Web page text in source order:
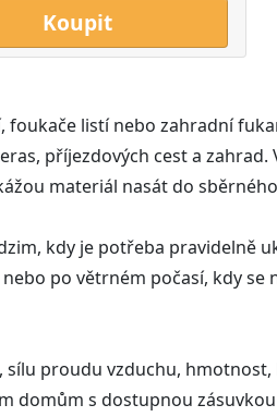
Koupit
foukače listí nebo zahradní
příjezdových cest a
materiál nasát do
kdy je potřeba pravidelně
po větrném počasí, kdy
proudu vzduchu,
domům s dostupnou